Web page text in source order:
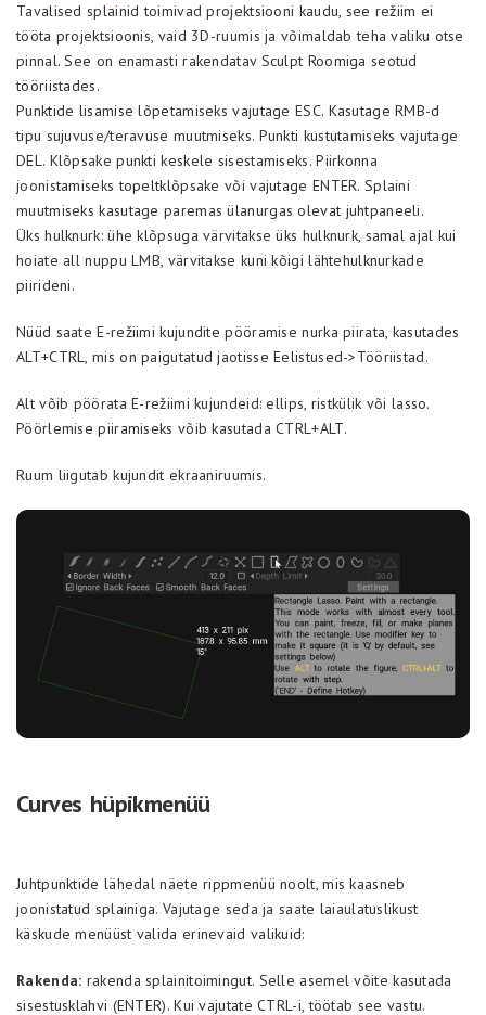
Tavalised splainid toimivad projektsiooni kaudu, see režiim ei
tööta projektsioonis, vaid 3D-ruumis ja võimaldab teha valiku otse
pinnal. See on enamasti rakendatav Sculpt Roomiga seotud
tööriistades.
Punktide lisamise lõpetamiseks vajutage ESC. Kasutage RMB-d
tipu sujuvuse/teravuse muutmiseks. Punkti kustutamiseks vajutage
DEL. Klõpsake punkti keskele sisestamiseks. Piirkonna
joonistamiseks topeltklõpsake või vajutage ENTER. Splaini
muutmiseks kasutage paremas ülanurgas olevat juhtpaneeli.
Üks hulknurk: ühe klõpsuga värvitakse üks hulknurk, samal ajal kui
hoiate all nuppu LMB, värvitakse kuni kõigi lähtehulknurkade
piirideni.
Nüüd saate E-režiimi kujundite pööramise nurka piirata, kasutades
ALT+CTRL, mis on paigutatud jaotisse Eelistused->Tööriistad.
Alt võib pöörata E-režiimi kujundeid: ellips, ristkülik või lasso.
Pöörlemise piiramiseks võib kasutada CTRL+ALT.
Ruum liigutab kujundit ekraaniruumis.
Curves hüpikmenüü
Juhtpunktide lähedal näete rippmenüü noolt, mis kaasneb
joonistatud splainiga. Vajutage seda ja saate laiaulatuslikust
käskude menüüst valida erinevaid valikuid:
Rakenda: rakenda splainitoimingut. Selle asemel võite kasutada
sisestusklahvi (ENTER). Kui vajutate CTRL-i, töötab see vastu.